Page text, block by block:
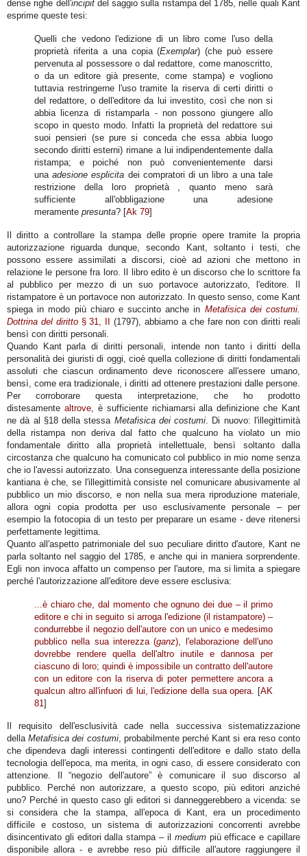
dense righe dell'incipitdel saggio sulla ristampa del 1785, nelle quali Kant
esprime queste tesi:
Quelli che vedono l'edizione di un libro come l'uso della
proprietà riferita a una copia (Exemplar) (che può essere
pervenuta al possessore o dal redattore, come manoscritto,
o da un editore già presente, come stampa) e vogliono
tuttavia restringerne l'uso tramite la riserva di certi diritti o
del redattore, o dell'editore da lui investito, così che non si
abbia licenza di ristamparla - non possono giungere allo
scopo in questo modo. Infatti la proprietà del redattore sui
suoi pensieri (se pure si conceda che essa abbia luogo
secondo diritti esterni) rimane a lui indipendentemente dalla
ristampa; e poiché non può convenientemente darsi
unaadesione esplicita dei compratori di un libro a una tale
restrizione della loro proprietà , quanto meno sarà
sufficiente all'obbligazione una adesione
meramente presunta? [Ak 79]
Il diritto a controllare la stampa delle proprie opere tramite la propria
autorizzazione riguarda dunque, secondo Kant, soltanto i testi, che
possono essere assimilati a discorsi, cioè ad azioni che mettono in
relazione le persone fra loro. Il libro edito è un discorso che lo scrittore fa
al pubblico per mezzo di un suo portavoce autorizzato, l'editore. Il
ristampatore è un portavoce non autorizzato. In questo senso, come Kant
spiega in modo più chiaro e succinto anche in Metafisica dei costumi.
Dottrina del diritto§ 31, II
(1797), abbiamo a che fare non con diritti reali
bensì con diritti personali.
Quando Kant parla di diritti personali, intende non tanto i diritti della
personalità dei giuristi di oggi, cioè quella collezione di diritti fondamentali
assoluti che ciascun ordinamento deve riconoscere all'essere umano,
bensì, come era tradizionale, i diritti ad ottenere prestazioni dalle persone.
Per corroborare questa interpretazione, che ho prodotto
distesamente altrove, è sufficiente richiamarsi alla definizione che Kant
ne dà al §18 della stessa Metafisica dei costumi . Di nuovo: l'illegittimità
della ristampa non deriva dal fatto che qualcuno ha violato un mio
fondamentale diritto alla proprietà intellettuale, bensì soltanto dalla
circostanza che qualcuno ha comunicato col pubblico in mio nome senza
che io l'avessi autorizzato. Una conseguenza interessante della posizione
kantiana è che, se l'illegittimità consiste nel comunicare abusivamente al
pubblico un mio discorso, e non nella sua mera riproduzione materiale,
allora ogni copia prodotta per uso esclusivamente personale – per
esempio la fotocopia di un testo per preparare un esame - deve ritenersi
perfettamente legittima.
Quanto all'aspetto patrimoniale del suo peculiare diritto d'autore, Kant ne
parla soltanto nel saggio del 1785, e anche qui in maniera sorprendente.
Egli non invoca affatto un compenso per l'autore, ma si limita a spiegare
perché l'autorizzazione all'editore deve essere esclusiva:
...è chiaro che, dal momento che ognuno dei due – il primo
editore e chi in seguito si arroga l'edizione (il ristampatore) –
condurrebbe il negozio dell'autore con un unico e medesimo
pubblico nella sua interezza (ganz), l'elaborazione dell'uno
dovrebbe rendere quella dell'altro inutile e dannosa per
ciascuno di loro; quindi è impossibile un contratto dell'autore
con un editore con la riserva di poter permettere ancora a
qualcun altro all'infuori di lui, l'edizione della sua opera.
[AK
81]
Il requisito dell'esclusività cade nella successiva sistematizzazione
dellaMetafisica dei costumi, probabilmente perché Kant si era reso conto
che dipendeva dagli interessi contingenti dell'editore e dallo stato della
tecnologia dell'epoca, ma merita, in ogni caso, di essere considerato con
attenzione. Il “negozio dell'autore” è comunicare il suo discorso al
pubblico. Perché non autorizzare, a questo scopo, più editori anziché
uno? Perché in questo caso gli editori si danneggerebbero a vicenda: se
si considera che la stampa, all'epoca di Kant, era un procedimento
difficile e costoso, un sistema di autorizzazioni concorrenti avrebbe
disincentivato gli editori dalla stampa – il mediumpiù efficace e capillare
disponibile allora - e avrebbe reso più difficile all'autore raggiungere il